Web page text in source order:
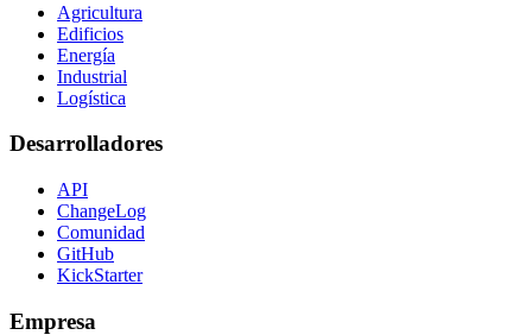
Agricultura
Edificios
Energía
Industrial
Logística
Desarrolladores
API
ChangeLog
Comunidad
GitHub
KickStarter
Empresa